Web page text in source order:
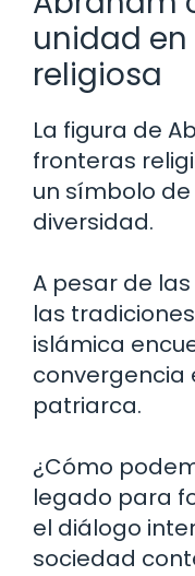
unidad
religiosa
La figura de
fronteras
un símbolo
diversidad.
A pesar de
las
islámica
convergencia
patriarca.
¿Cómo
legado para
el diálogo
sociedad